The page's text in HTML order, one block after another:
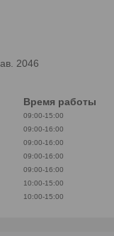
2046
Время работы
09:00-15:00
09:00-16:00
09:00-16:00
09:00-16:00
09:00-16:00
10:00-15:00
10:00-15:00